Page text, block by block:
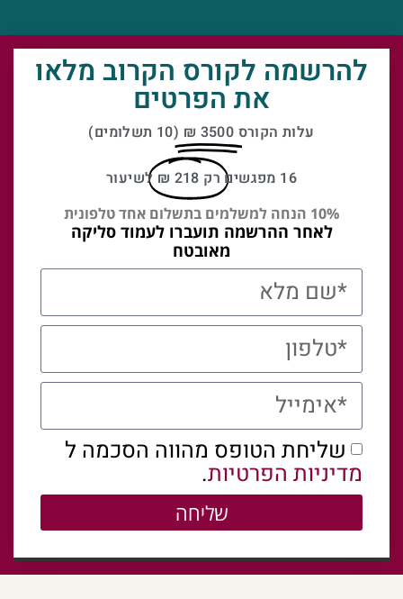
להרשמה לקורס הקרוב מלאו
את הפרטים
עלות הקורס 3500 ₪ (10 תשלומים)
16 מפגשים רק 218 ₪ לשיעור
10% הנחה למשלמים בתשלום אחד טלפונית
לאחר ההרשמה תועברו לעמוד סליקה
מאובטח
שליחת הטופס מהווה הסכמה ל
מדיניות הפרטיות.
שליחה